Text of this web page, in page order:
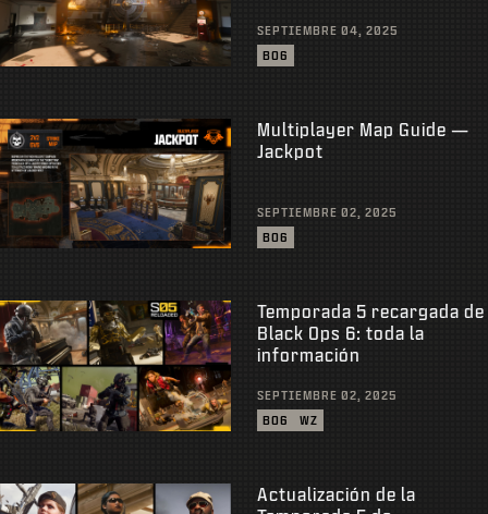
SEPTIEMBRE 04, 2025
BO6
Multiplayer Map Guide —
Jackpot
SEPTIEMBRE 02, 2025
BO6
Temporada 5 recargada de
Black Ops 6: toda la
información
SEPTIEMBRE 02, 2025
BO6
WZ
Actualización de la